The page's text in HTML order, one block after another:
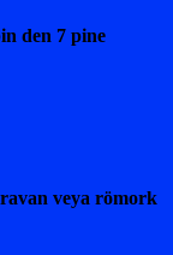
den 7 pine
veya römork